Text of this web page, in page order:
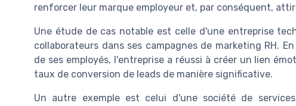
renforcer leur marque employeur et, par conséquent,
Une étude de cas notable est celle d'une entreprise
collaborateurs dans ses campagnes de marketing RH.
de ses employés, l'entreprise a réussi à créer un lien
taux de conversion de leads de manière significative.
Un autre exemple est celui d'une société de